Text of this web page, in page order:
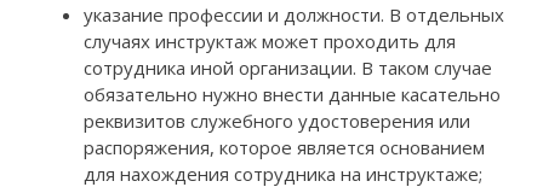
указание профессии и должности. В отдельных
случаях инструктаж может проходить для
сотрудника иной организации. В таком случае
обязательно нужно внести данные касательно
реквизитов служебного удостоверения или
распоряжения, которое является основанием
для нахождения сотрудника на инструктаже;